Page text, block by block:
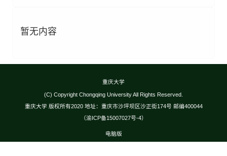
暂无内容
重庆大学
(C) Copyright Chongqing University All Rights Reserved.
重庆大学 版权所有2020 地址：重庆市沙坪坝区沙正街174号 邮编400044
（渝ICP备15007027号-4）
电脑版